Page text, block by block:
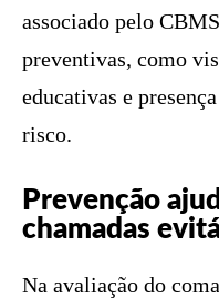
associado pelo
preventivas, como
educativas e
risco.
Prevenção
chamadas
Na avaliação do